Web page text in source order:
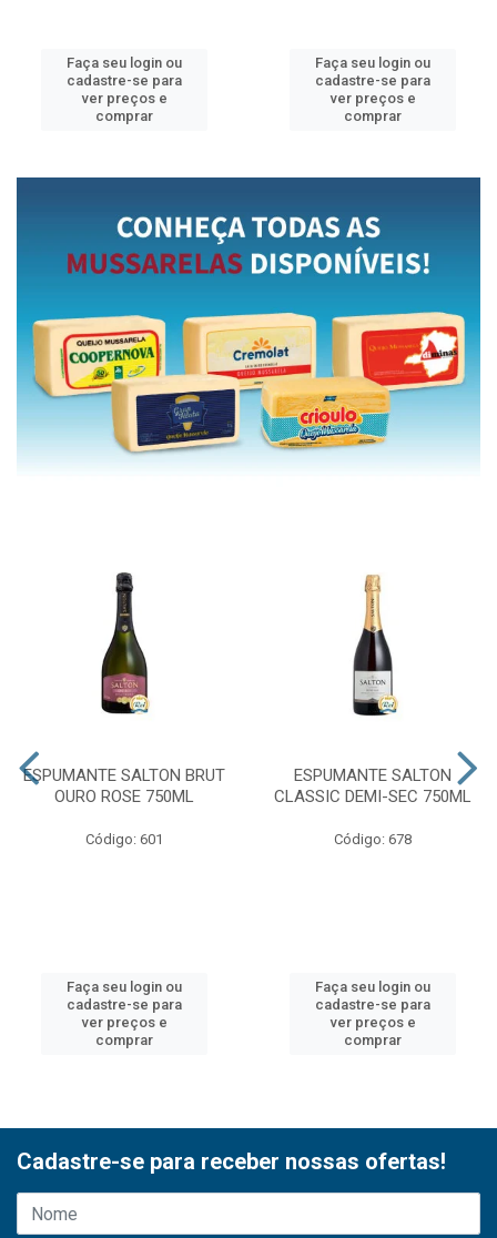
Faça seu login ou
cadastre-se para
ver preços e
comprar
Faça seu login ou
cadastre-se para
ver preços e
comprar
ESPUMANTE SALTON BRUT
OURO ROSE 750ML
Código: 601
Faça seu login ou
cadastre-se para
ver preços e
comprar
ESPUMANTE SALTON
CLASSIC DEMI-SEC 750ML
Código: 678
Faça seu login ou
cadastre-se para
ver preços e
comprar
Cadastre-se para receber nossas ofertas!